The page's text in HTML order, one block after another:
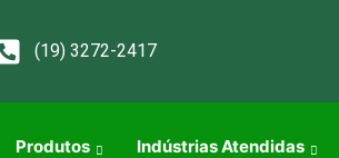
(19) 3272-2417
Produtos Indústrias Atendidas